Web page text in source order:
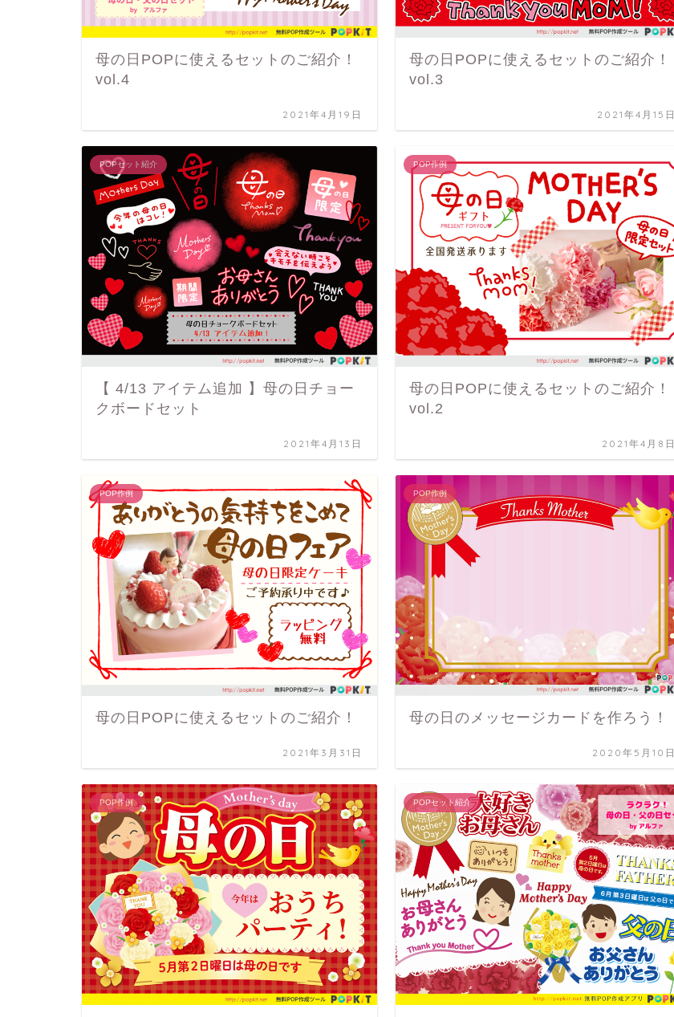
母の日POPに使えるセットのご紹介！
vol.4
2021年4月19日
母の日POPに使えるセットのご紹介！
vol.3
2021年4月15日
POPセット紹介
【 4/13 アイテム追加 】母の日チョー
クボードセット
2021年4月13日
POP作例
母の日POPに使えるセットのご紹介！
vol.2
2021年4月8日
POP作例
母の日POPに使えるセットのご紹介！
2021年3月31日
POP作例
母の日のメッセージカードを作ろう！
2020年5月10日
POP作例 POPセット紹介